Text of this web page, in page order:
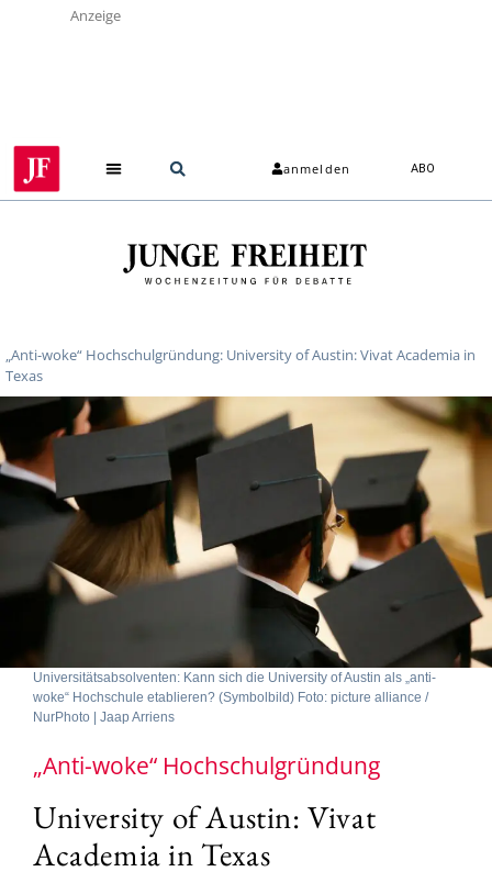
Anzeige
anmelden ABO
„Anti-woke“ Hochschulgründung: University of Austin: Vivat Academia in
Texas
Universitätsabsolventen: Kann sich die University of Austin als „anti-
woke“ Hochschule etablieren? (Symbolbild) Foto: picture alliance /
NurPhoto | Jaap Arriens
„Anti-woke“ Hochschulgründung
University of Austin: Vivat
Academia in Texas